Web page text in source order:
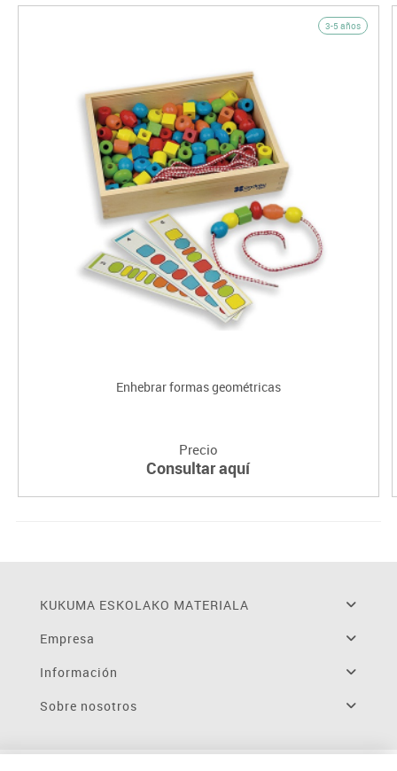
3-5 años
Enhebrar formas geométricas
Precio
Consultar aquí
KUKUMA ESKOLAKO MATERIALA
Empresa
Información
Sobre nosotros